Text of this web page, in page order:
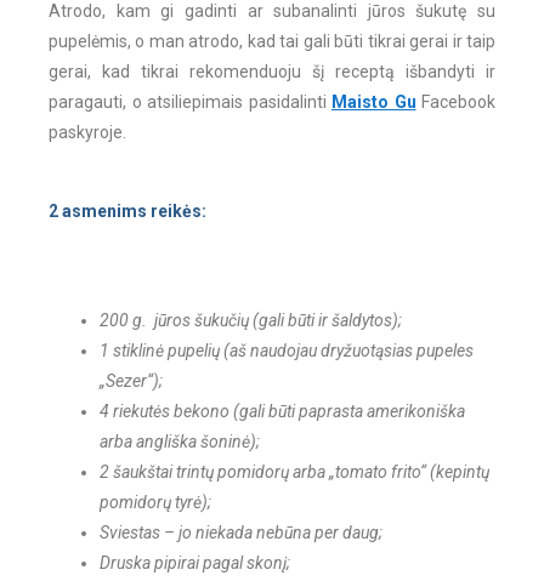
Atrodo, kam gi gadinti ar subanalinti jūros šukutę su
pupelėmis, o man atrodo, kad tai gali būti tikrai gerai ir taip
gerai, kad tikrai rekomenduoju šį receptą išbandyti ir
paragauti, o atsiliepimais pasidalinti Maisto Gu Facebook
paskyroje.
2 asmenims reikės:
200 g. jūros šukučių (gali būti ir šaldytos);
1 stiklinė pupelių (aš naudojau dryžuotąsias pupeles
„Sezer“);
4 riekutės bekono (gali būti paprasta amerikoniška
arba angliška šoninė);
2 šaukštai trintų pomidorų arba „tomato frito“ (kepintų
pomidorų tyrė);
Sviestas – jo niekada nebūna per daug;
Druska pipirai pagal skonį;